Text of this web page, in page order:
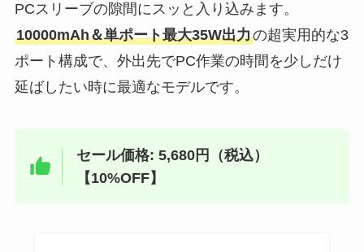
PCスリーブの隙間にスッと入り込みます。
10000mAh＆単ポート最大35W出力の超実用的な3
ポート構成で、外出先でPC作業の時間を少しだけ
延ばしたい時に最適なモデルです。
セール価格: 5,680円（税込）
【10%OFF】